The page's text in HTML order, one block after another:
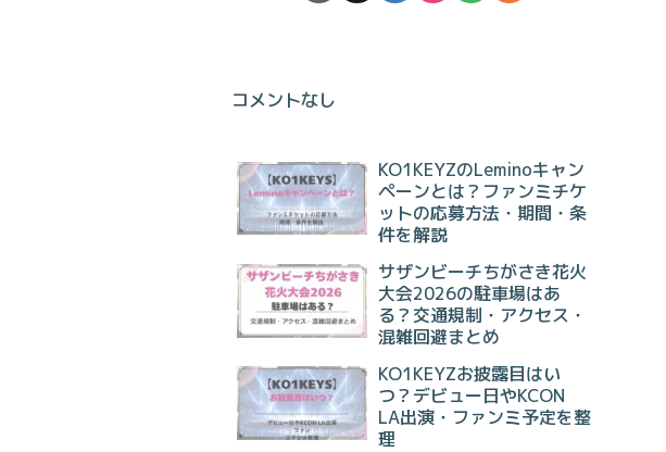
コメントなし
KO1KEYZのLeminoキャン
ペーンとは？ファンミチケ
ットの応募方法・期間・条
件を解説
サザンビーチちがさき花火
大会2026の駐車場はあ
る？交通規制・アクセス・
混雑回避まとめ
KO1KEYZお披露目はい
つ？デビュー日やKCON
LA出演・ファンミ予定を整
理